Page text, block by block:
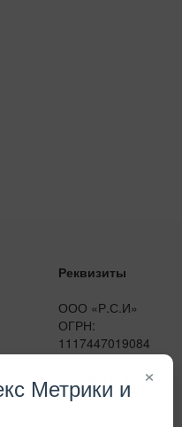
Реквизиты
ООО «Р.С.И»
ОГРН:
1117447019084
ИНН:
КПП:
×
Метрики и